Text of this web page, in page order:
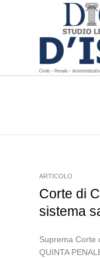
ARTICOLO
Corte di
sistema
Suprema Corte
QUINTA